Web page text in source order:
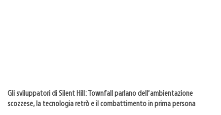
Gli sviluppatori di Silent Hill: Townfall parlano dell’ambientazione
scozzese, la tecnologia retrò e il combattimento in prima persona